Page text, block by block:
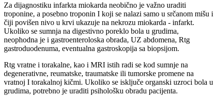
Za dijagnostiku infarkta miokarda neobično je važno uraditi
troponine, a posebno troponin I koji se nalazi samo u srčanom mišu i
čiji povišen nivo u krvi ukazuje na nekrozu miokarda - infarkt.
Ukoliko se sumnja na digestivno poreklo bola u grudima,
neophodna je i gastroenteroloska obrada, UZ abdomena, Rtg
gastroduodenuma, eventualna gastroskopija sa biopsijom.
Rtg vratne i torakalne, kao i MRI istih radi se kod sumnje na
degenerativne, reumatske, traumatske ili tumorske promene na
vratnoj I torakalnoj kičmi. Ukoliko se isključe organski uzroci bola u
grudima, potrebno je uraditi psihološku obradu pacijenta.